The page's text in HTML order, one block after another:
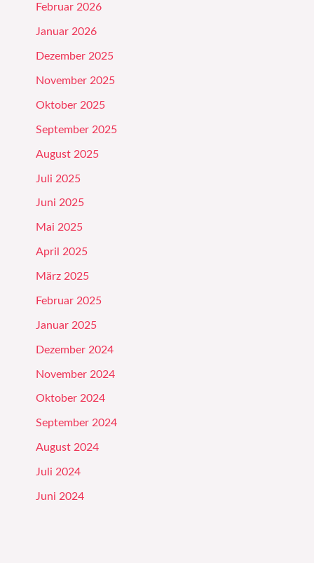
Februar 2026
Januar 2026
Dezember 2025
November 2025
Oktober 2025
September 2025
August 2025
Juli 2025
Juni 2025
Mai 2025
April 2025
März 2025
Februar 2025
Januar 2025
Dezember 2024
November 2024
Oktober 2024
September 2024
August 2024
Juli 2024
Juni 2024